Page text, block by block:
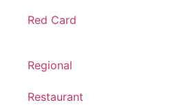
Red Card
Regional
Restaurant